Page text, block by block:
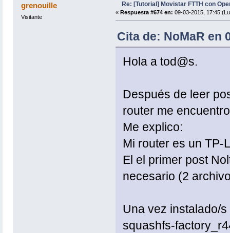
grenouille
Visitante
Re: [Tutorial] Movistar FTTH con
« Respuesta #674 en: 09-03-2015, 17:45
Cita de: NoMaR en
Hola a tod@s.
Después de leer
router me
Me explico:
Mi router es un TP-
El el primer post
necesario (2
Una vez instalado/
squashfs-